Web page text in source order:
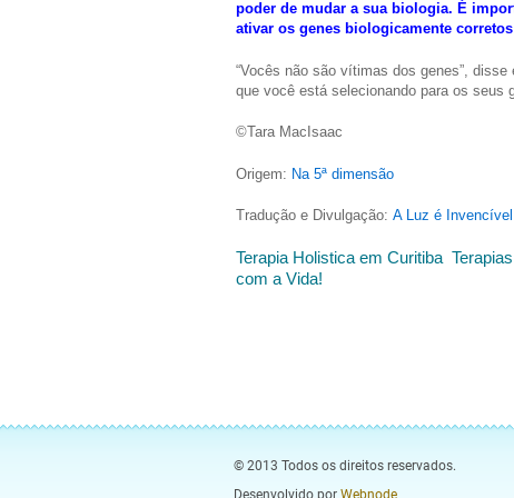
poder de mudar a sua biologia. É
ativar os genes biologicamente
“Vocês não são vítimas dos genes”,
que você está selecionando para os seus
©Tara MacIsaac
Origem: Na 5ª dimensão
Tradução e Divulgação: A Luz é Invencível
Terapia Holistica em Curitiba
com a Vida!
© 2013 Todos os direitos reservados.
Desenvolvido por Webnode